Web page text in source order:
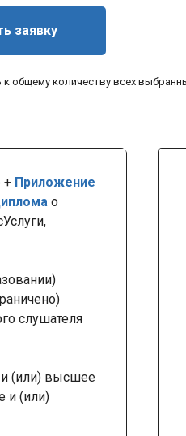
заявку
общему количеству всех
+ Приложение
о
слушателя
(или) высшее
и (или)